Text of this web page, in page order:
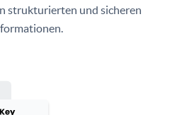
strukturierten und sicheren